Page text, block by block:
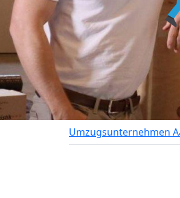
Umzugsunternehmen